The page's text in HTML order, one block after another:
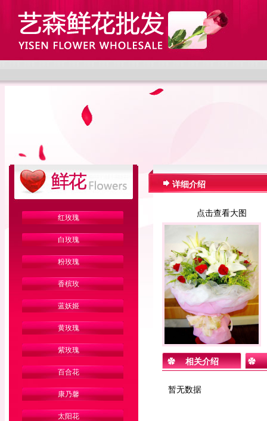
红玫瑰
白玫瑰
粉玫瑰
香槟玫
蓝妖姬
黄玫瑰
紫玫瑰
百合花
康乃馨
太阳花
详细介绍
点击查看大图
相关介绍
暂无数据